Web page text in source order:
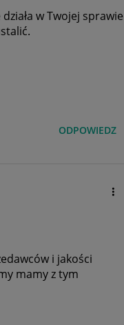
w Twojej sprawie
ODPOWIEDZ
i jakości
mamy z tym